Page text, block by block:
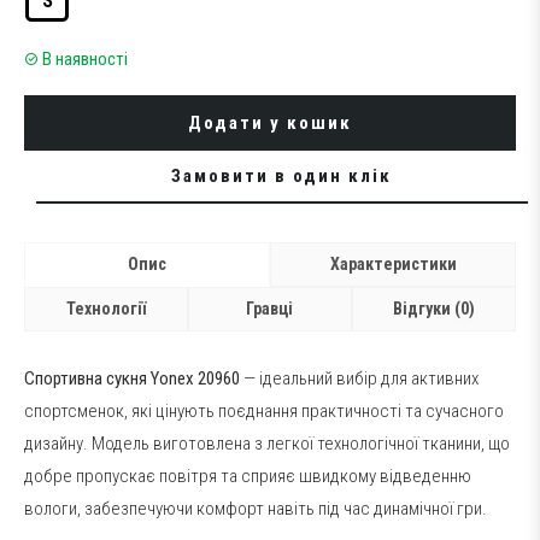
В наявності
Додати у кошик
Замовити в один клік
Опис Характеристики
Технології Гравці Відгуки (0)
Спортивна сукня Yonex 20960 — ідеальний вибір для активних
спортсменок, які цінують поєднання практичності та сучасного
дизайну. Модель виготовлена з легкої технологічної тканини, що
добре пропускає повітря та сприяє швидкому відведенню
вологи, забезпечуючи комфорт навіть під час динамічної гри.